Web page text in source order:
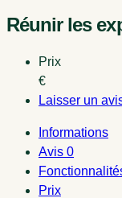
Réunir les
Prix
€
Laisser un
Informations
Avis 0
Prix